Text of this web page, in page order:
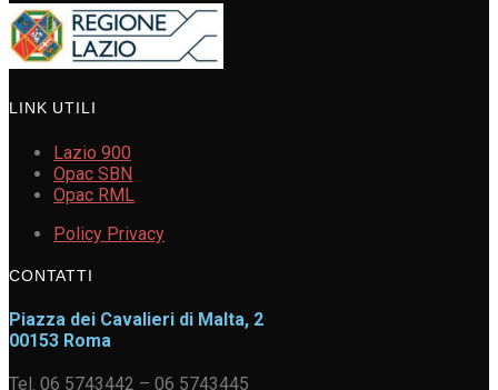
LINK UTILI
Lazio 900
Opac SBN
Opac RML
Policy Privacy
CONTATTI
Piazza dei Cavalieri di Malta, 2
00153 Roma
Tel. 06 5743442 – 06 5743445